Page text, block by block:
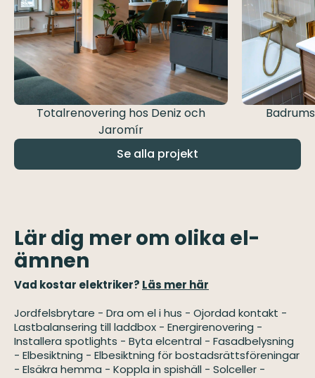
Totalrenovering hos Deniz och
Jaromír
Se alla projekt
Lär dig mer om olika el-
ämnen
Vad kostar elektriker? Läs mer här
Jordfelsbrytare - Dra om el i hus - Ojordad kontakt -
Lastbalansering till laddbox - Energirenovering -
Installera spotlights - Byta elcentral - Fasadbelysning
- Elbesiktning - Elbesiktning för bostadsrättsföreningar
- Elsäkra hemma - Koppla in spishäll - Solceller -